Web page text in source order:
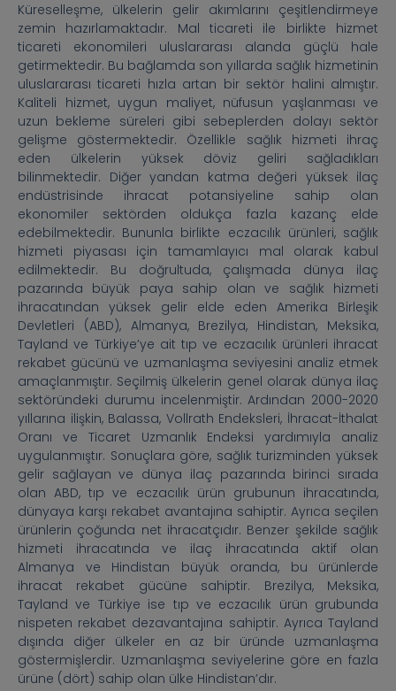
Küreselleşme, ülkelerin gelir akımlarını çeşitlendirmeye
zemin hazırlamaktadır. Mal ticareti ile birlikte hizmet
ticareti ekonomileri uluslararası alanda güçlü hale
getirmektedir. Bu bağlamda son yıllarda sağlık hizmetinin
uluslararası ticareti hızla artan bir sektör halini almıştır.
Kaliteli hizmet, uygun maliyet, nüfusun yaşlanması ve
uzun bekleme süreleri gibi sebeplerden dolayı sektör
gelişme göstermektedir. Özellikle sağlık hizmeti ihraç
eden ülkelerin yüksek döviz geliri sağladıkları
bilinmektedir. Diğer yandan katma değeri yüksek ilaç
endüstrisinde ihracat potansiyeline sahip olan
ekonomiler sektörden oldukça fazla kazanç elde
edebilmektedir. Bununla birlikte eczacılık ürünleri, sağlık
hizmeti piyasası için tamamlayıcı mal olarak kabul
edilmektedir. Bu doğrultuda, çalışmada dünya ilaç
pazarında büyük paya sahip olan ve sağlık hizmeti
ihracatından yüksek gelir elde eden Amerika Birleşik
Devletleri (ABD), Almanya, Brezilya, Hindistan, Meksika,
Tayland ve Türkiye’ye ait tıp ve eczacılık ürünleri ihracat
rekabet gücünü ve uzmanlaşma seviyesini analiz etmek
amaçlanmıştır. Seçilmiş ülkelerin genel olarak dünya ilaç
sektöründeki durumu incelenmiştir. Ardından 2000-2020
yıllarına ilişkin, Balassa, Vollrath Endeksleri, İhracat-İthalat
Oranı ve Ticaret Uzmanlık Endeksi yardımıyla analiz
uygulanmıştır. Sonuçlara göre, sağlık turizminden yüksek
gelir sağlayan ve dünya ilaç pazarında birinci sırada
olan ABD, tıp ve eczacılık ürün grubunun ihracatında,
dünyaya karşı rekabet avantajına sahiptir. Ayrıca seçilen
ürünlerin çoğunda net ihracatçıdır. Benzer şekilde sağlık
hizmeti ihracatında ve ilaç ihracatında aktif olan
Almanya ve Hindistan büyük oranda, bu ürünlerde
ihracat rekabet gücüne sahiptir. Brezilya, Meksika,
Tayland ve Türkiye ise tıp ve eczacılık ürün grubunda
nispeten rekabet dezavantajına sahiptir. Ayrıca Tayland
dışında diğer ülkeler en az bir üründe uzmanlaşma
göstermişlerdir. Uzmanlaşma seviyelerine göre en fazla
ürüne (dört) sahip olan ülke Hindistan’dır.